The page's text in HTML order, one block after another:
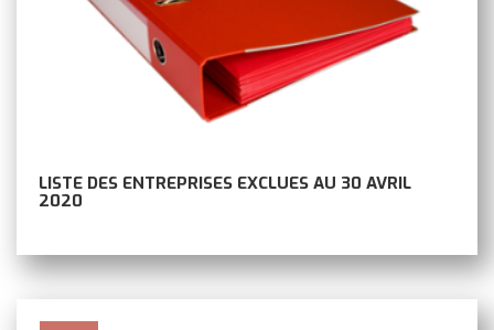
LISTE DES ENTREPRISES EXCLUES AU 30 AVRIL
2020